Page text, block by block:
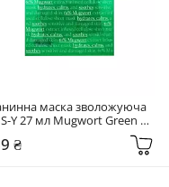
маска зволожуюча
Y 27 мл Mugwort Green
₴